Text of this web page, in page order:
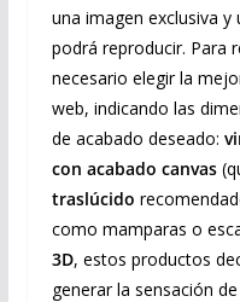
una imagen exclusiva
podrá reproducir. Para
necesario elegir la
web, indicando las
de acabado deseado:
con acabado canvas
traslúcido
como mamparas o
3D, estos productos
generar la sensación